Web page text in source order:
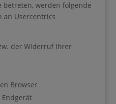
betreten, werden folgende
an Usercentrics
der Widerruf Ihrer
Browser